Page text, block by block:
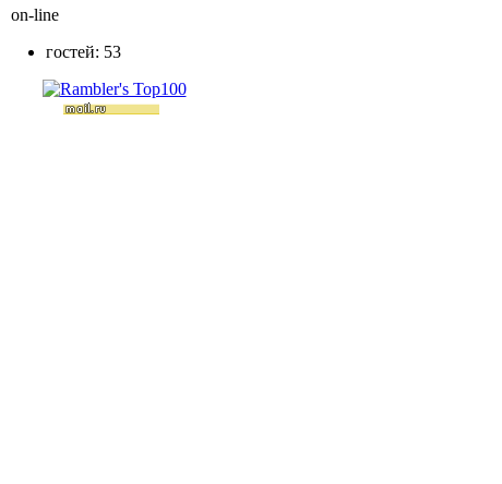
on-line
гостей: 53